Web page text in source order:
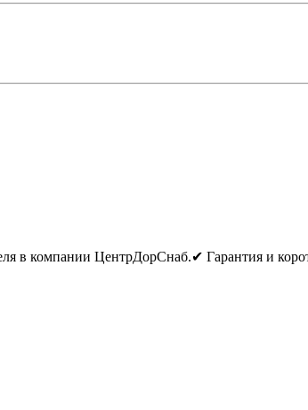
в компании ЦентрДорСнаб.✔ Гарантия и